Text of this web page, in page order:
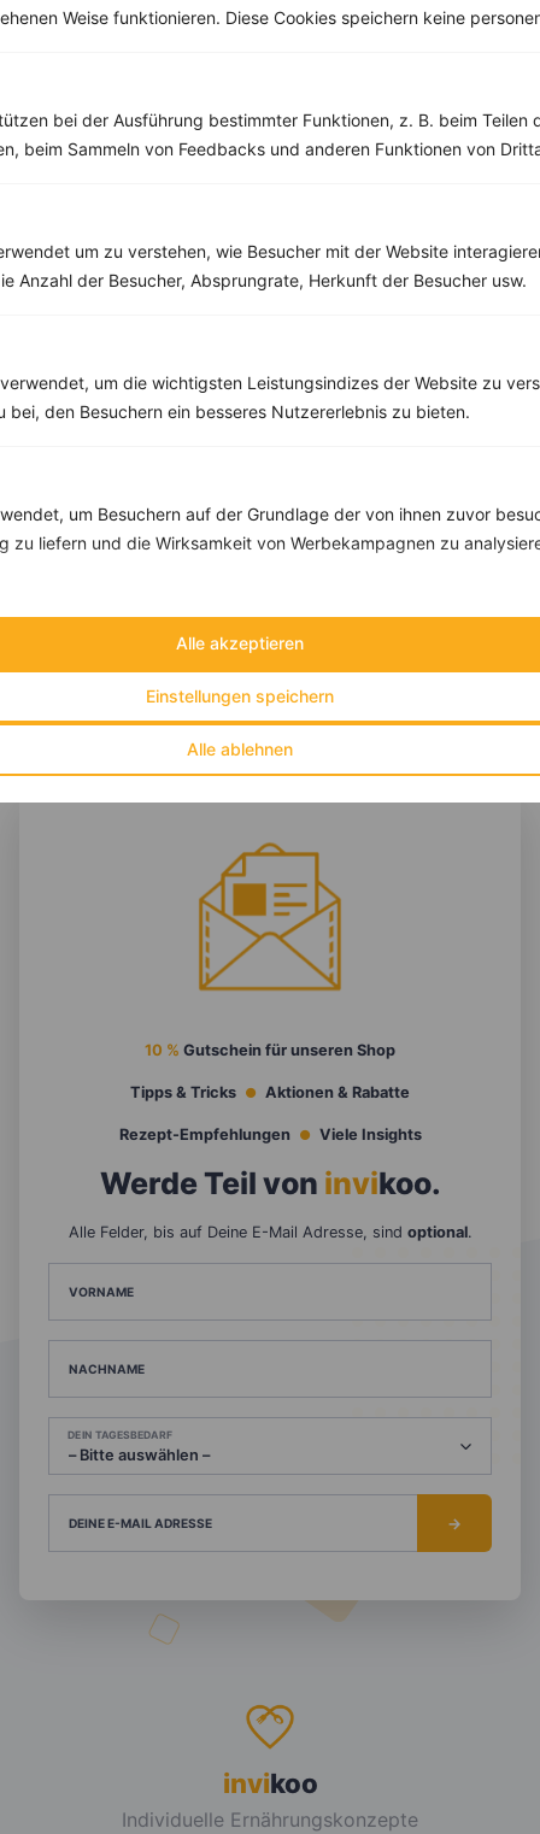
Weise funktionieren. Diese Cookies speichern keine
bei der Ausführung bestimmter Funktionen, z. B. beim Teilen
beim Sammeln von Feedbacks und anderen Funktionen von
um zu verstehen, wie Besucher mit der Website
Anzahl der Besucher, Absprungrate, Herkunft der Besucher usw.
um die wichtigsten Leistungsindizes der Website zu
bei, den Besuchern ein besseres Nutzererlebnis zu bieten.
um Besuchern auf der Grundlage der von ihnen zuvor
zu liefern und die Wirksamkeit von Werbekampagnen zu
Alle ablehnen
Einstellungen speichern
Alle akzeptieren
Weitere Vegetarische Rezepte
‹ ›
Salat-Omelett
Kalorien:663 kcal
Rezepte
‹ ›
Kalorien:472 kcal
Fett:17 g
10 % Gutschein für unseren Shop
Tipps & Tricks Aktionen & Rabatte
Rezept-Empfehlungen Viele Insights
Werde Teil von invikoo.
Alle Felder, bis auf Deine E-Mail Adresse, sind optional.
VORNAME
NACHNAME
DEIN TAGESBEDARF
DEINE E-MAIL ADRESSE
invikoo
Individuelle Ernährungskonzepte